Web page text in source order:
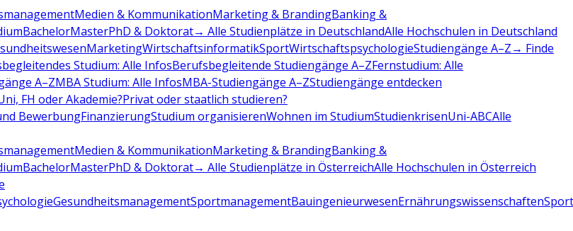
Medien & KommunikationMarketing & BrandingBanking &
BachelorMasterPhD & Doktorat→ Alle Studienplätze in DeutschlandAlle Hochschulen in Deutschland
MarketingWirtschaftsinformatikSportWirtschaftspsychologieStudiengänge A–Z→ Finde
Studium: Alle InfosBerufsbegleitende Studiengänge A–ZFernstudium: Alle
A–ZMBA Studium: Alle InfosMBA-Studiengänge A–ZStudiengänge entdecken
FH oder Akademie?Privat oder staatlich studieren?
BewerbungFinanzierungStudium organisierenWohnen im StudiumStudienkrisenUni-ABCAlle
Medien & KommunikationMarketing & BrandingBanking &
BachelorMasterPhD & Doktorat→ Alle Studienplätze in ÖsterreichAlle Hochschulen in Österreich
GesundheitsmanagementSportmanagementBauingenieurwesenErnährungswissenschaften